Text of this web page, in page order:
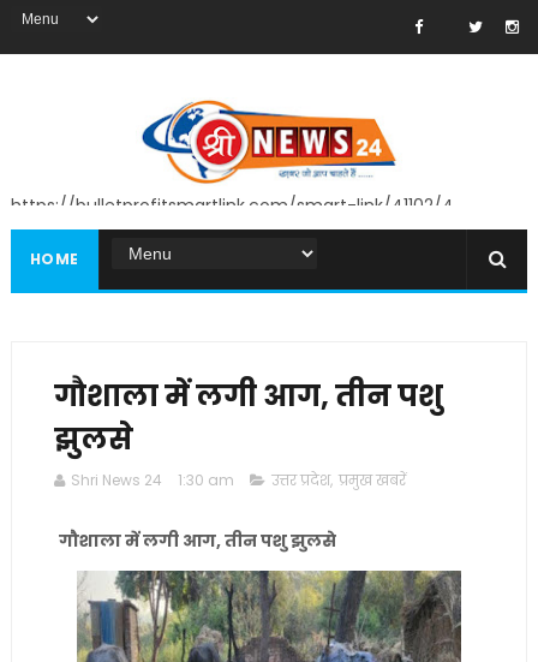
https://bulletprofitsmartlink.com/smart-link/41102/4
HOME
गौशाला में लगी आग, तीन पशु
झुलसे
Shri News 24 1:30 am उत्तर प्रदेश, प्रमुख खबरें
गौशाला में लगी आग, तीन पशु झुलसे